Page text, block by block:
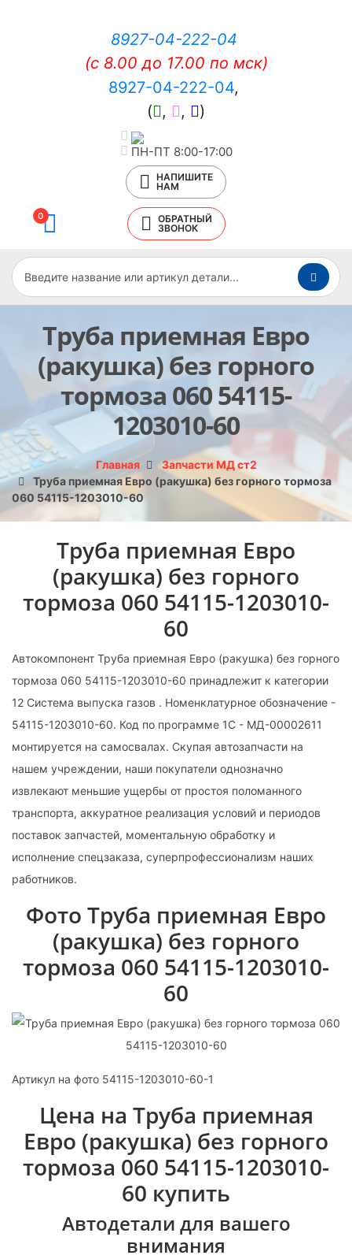
8927-04-222-04
(c 8.00 до 17.00 по мск)
8927-04-222-04,
(
, , )
ПН-ПТ 8:00-17:00
НАПИШИТЕ
НАМ
0
ОБРАТНЫЙ
ЗВОНОК
Труба приемная Евро
(ракушка) без горного
тормоза 060 54115-
1203010-60
Главная
Запчасти МД ст2
Труба приемная Евро (ракушка) без горного тормоза
060 54115-1203010-60
Труба приемная Евро
(ракушка) без горного
тормоза 060 54115-1203010-
60
Автокомпонент Труба приемная Евро (ракушка) без горного
тормоза 060 54115-1203010-60 принадлежит к категории
12 Система выпуска газов . Номенклатурное обозначение -
54115-1203010-60. Код по программе 1С - МД-00002611
монтируется на самосвалах. Скупая автозапчасти на
нашем учреждении, наши покупатели однозначно
извлекают меньшие ущербы от простоя поломанного
транспорта, аккуратное реализация условий и периодов
поставок запчастей, моментальную обработку и
исполнение спецзаказа, суперпрофессионализм наших
работников.
Фото Труба приемная Евро
(ракушка) без горного
тормоза 060 54115-1203010-
60
Артикул на фото 54115-1203010-60-1
Цена на Труба приемная
Евро (ракушка) без горного
тормоза 060 54115-1203010-
60 купить
Автодетали для вашего
внимания